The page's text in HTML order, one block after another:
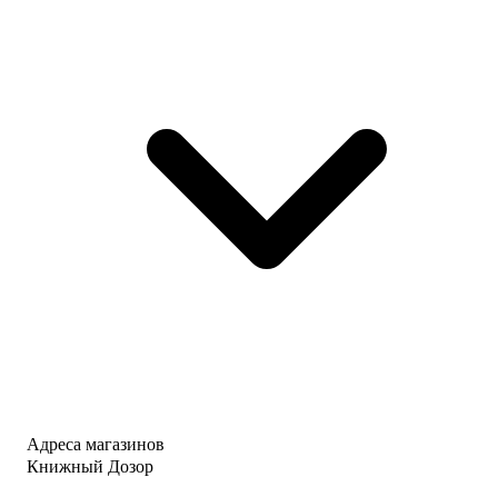
Адреса магазинов
Книжный Дозор